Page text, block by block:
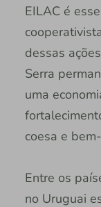
EILAC é
dessas
Serra
uma
coesa e
Entre os
no Uruguai